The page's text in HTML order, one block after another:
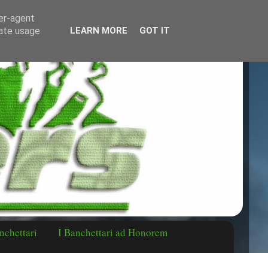
I Banchettari ad Honorem
agent
usage
LEARN MORE GOT IT